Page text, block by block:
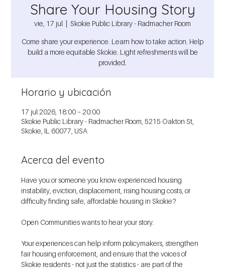
Share Your Housing Story
vie, 17 jul
  |
Skokie Public Library - Radmacher Room
Come share your experience. Learn how to take action. Help
build a more equitable Skokie. Light refreshments will be
provided.
Horario y ubicación
17 jul 2026, 18:00 – 20:00
Skokie Public Library - Radmacher Room, 5215 Oakton St,
Skokie, IL 60077, USA
Acerca del evento
Have you or someone you know experienced housing
instability, eviction, displacement, rising housing costs, or
difficulty finding safe, affordable housing in Skokie?
Open Communities wants to hear your story.
Your experiences can help inform policymakers, strengthen
fair housing enforcement, and ensure that the voices of
Skokie residents - not just the statistics - are part of the